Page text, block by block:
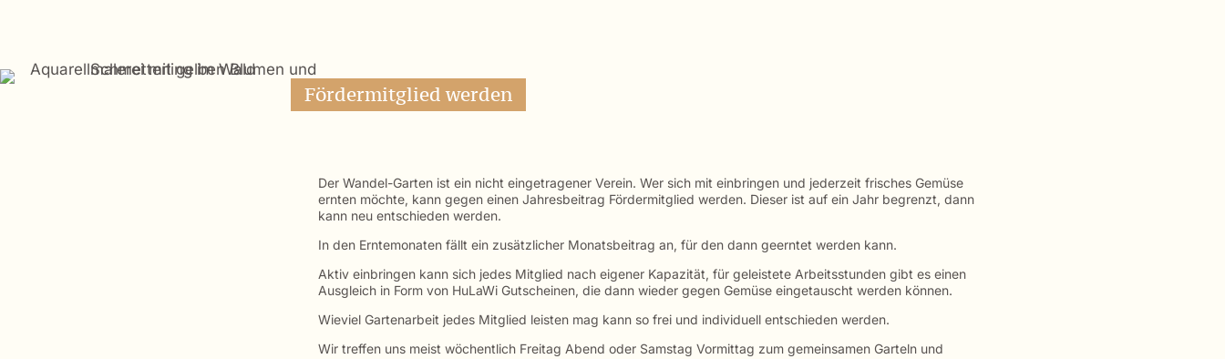
Fördermitglied werden
Der Wandel-Garten ist ein nicht eingetragener Verein. Wer sich mit einbringen und jederzeit frisches Gemüse
ernten möchte, kann gegen einen Jahresbeitrag Fördermitglied werden. Dieser ist auf ein Jahr begrenzt, dann
kann neu entschieden werden.
In den Erntemonaten fällt ein zusätzlicher Monatsbeitrag an, für den dann geerntet werden kann.
Aktiv einbringen kann sich jedes Mitglied nach eigener Kapazität, für geleistete Arbeitsstunden gibt es einen
Ausgleich in Form von HuLaWi Gutscheinen, die dann wieder gegen Gemüse eingetauscht werden können.
Wieviel Gartenarbeit jedes Mitglied leisten mag kann so frei und individuell entschieden werden.
Wir treffen uns meist wöchentlich Freitag Abend oder Samstag Vormittag zum gemeinsamen Garteln und